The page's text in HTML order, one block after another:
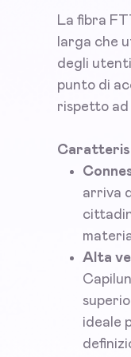
La fibra
larga che
degli
punto di
rispetto ad
arriva
Alta
ideale